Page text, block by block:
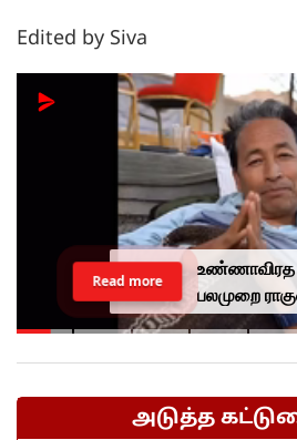
Edited by Siva
உண்ணாவிரத
பலமுறை
முயன்றாரா
Read more
அடுத்த